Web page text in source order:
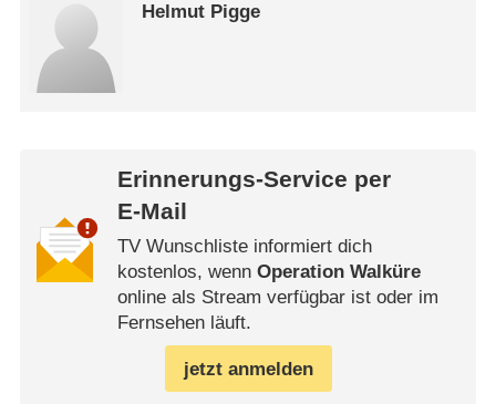
Helmut Pigge
Erinnerungs-Service per
E-Mail
TV Wunschliste informiert dich
kostenlos, wenn Operation Walküre
online als Stream verfügbar ist oder im
Fernsehen läuft.
jetzt anmelden